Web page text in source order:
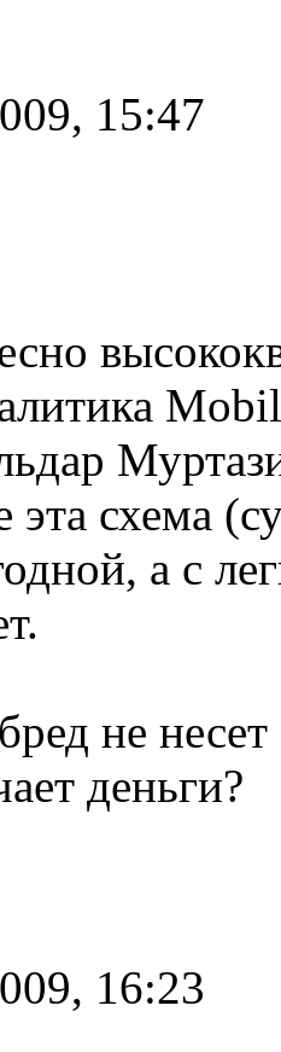
15:47
эта схема
а с
не
деньги?
16:23